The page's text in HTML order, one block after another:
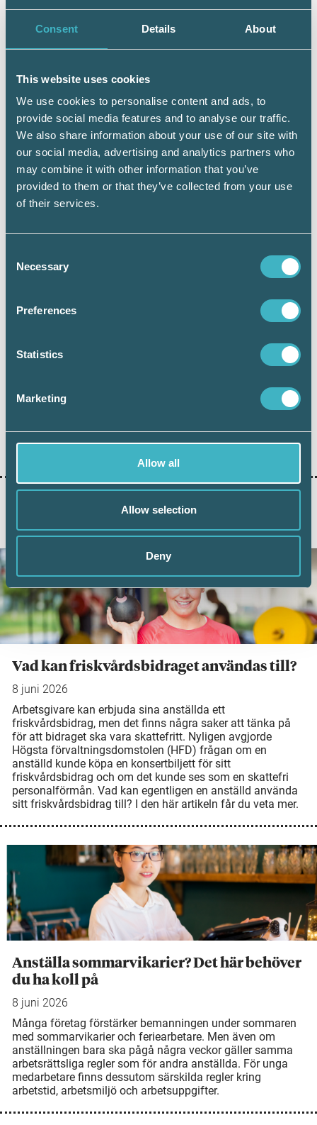
Consent Details About
This website uses cookies
We use cookies to personalise content and ads, to
provide social media features and to analyse our traffic.
We also share information about your use of our site with
our social media, advertising and analytics partners who
may combine it with other information that you’ve
provided to them or that they’ve collected from your use
of their services.
Selection
Necessary
Preferences
Statistics
Marketing
Allow all
Allow selection
Deny
belopp oavsett deras arbetstid, poängterar
Skatteverket. Men en arbetsgivare kan inte i
beloppsmässigt utifrån lönenivå,
tjänsteställning, organisatorisk tillhörighet
eller arbetsort.
Sjukskriven eller föräldraledig
När det gäller anställda som är sjukskrivna
eller föräldralediga så tillhör de fortfarande
personalen och bör enligt Skatteverket i detta
arbetstid. Om en anställd har fullt
föräldraledighet eller sjukskrivning inträder
Dela:
AKTUELLA ARTIKLAR
Vad kan friskvårdsbidraget användas till?
8 juni 2026
Arbetsgivare kan erbjuda sina anställda ett
friskvårdsbidrag, men det finns några saker att tänka på
för att bidraget ska vara skattefritt. Nyligen avgjorde
Högsta förvaltningsdomstolen (HFD) frågan om en
anställd kunde köpa en konsertbiljett för sitt
friskvårdsbidrag och om det kunde ses som en skattefri
personalförmån. Vad kan egentligen en anställd använda
sitt friskvårdsbidrag till? I den här artikeln får du veta mer.
Anställa sommarvikarier? Det här behöver
du ha koll på
8 juni 2026
Många företag förstärker bemanningen under sommaren
med sommarvikarier och feriearbetare. Men även om
anställningen bara ska pågå några veckor gäller samma
arbetsrättsliga regler som för andra anställda. För unga
medarbetare finns dessutom särskilda regler kring
arbetstid, arbetsmiljö och arbetsuppgifter.